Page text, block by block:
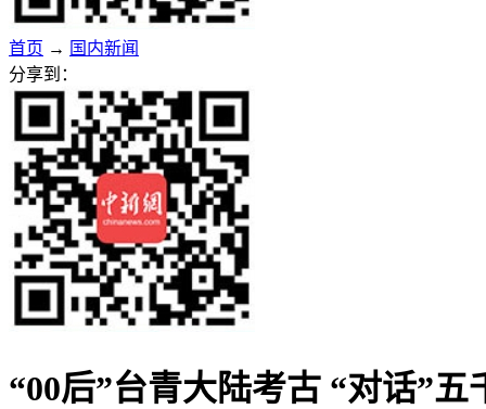
首页 → 国内新闻
分享到：
“00后”台青大陆考古 “对话”五